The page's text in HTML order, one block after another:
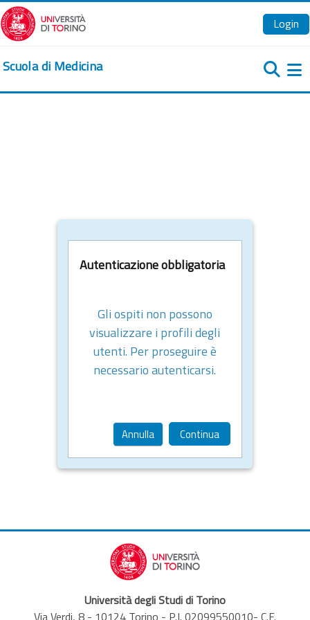
Vai al contenuto principale
Login
Scuola di Medicina
Autenticazione obbligatoria
Gli ospiti non possono
visualizzare i profili degli
utenti. Per proseguire è
necessario autenticarsi.
Annulla Continua
Università degli Studi di Torino
Via Verdi, 8 - 10124 Torino - P.I. 02099550010- C.F.